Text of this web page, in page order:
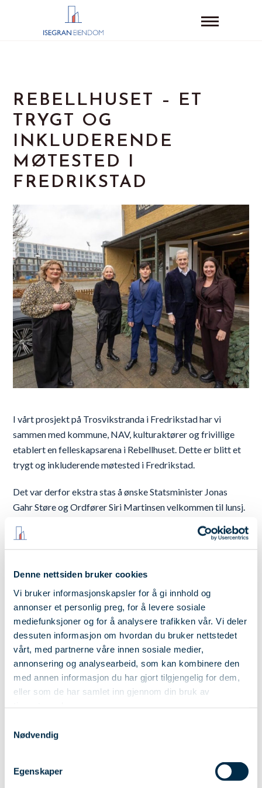
Denne nettsiden bruker cookies
Vi bruker informasjonskapsler for å gi innhold og
annonser et personlig preg, for å levere sosiale
mediefunksjoner og for å analysere trafikken vår. Vi deler
dessuten informasjon om hvordan du bruker nettstedet
vårt, med partnerne våre innen sosiale medier,
annonsering og analysearbeid, som kan kombinere den
med annen informasjon du har gjort tilgjengelig for dem,
eller som de har samlet inn gjennom din bruk av
Nødvendig
Egenskaper
REBELLHUSET – ET
TRYGT OG
INKLUDERENDE
MØTESTED I
FREDRIKSTAD
I vårt prosjekt på Trosvikstranda i Fredrikstad har vi
sammen med kommune, NAV, kulturaktører og frivillige
etablert en felleskapsarena i Rebellhuset. Dette er blitt et
trygt og inkluderende møtested i Fredrikstad.
Det var derfor ekstra stas å ønske Statsminister Jonas
Gahr Støre og Ordfører Siri Martinsen velkommen til lunsj.
Trosvikstranda er et samarbeidsprosjekt med Stor-Oslo
Eiendom.